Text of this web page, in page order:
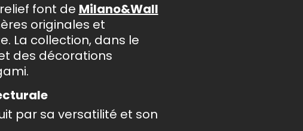
font de Milano&Wall
originales et
La collection, dans le
des décorations
par sa versatilité et son